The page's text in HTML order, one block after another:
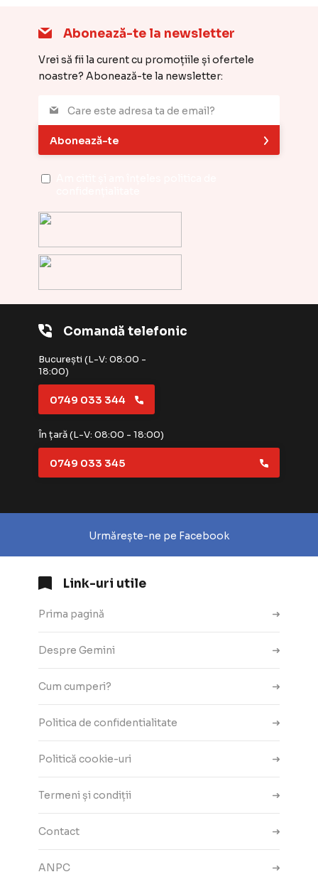
Comandă telefonic
București (L-V: 08:00 -
18:00)
0749 033 344
În țară (L-V: 08:00 - 18:00)
0749 033 345
Urmărește-ne pe Facebook
Link-uri utile
Prima pagină
Despre Gemini
Cum cumperi?
Politica de confidentialitate
Politică cookie-uri
Termeni și condiții
Contact
ANPC
Abonează-te la newsletter
Vrei să fii la curent cu promoțiile și ofertele
noastre? Abonează-te la newsletter:
Abonează-te